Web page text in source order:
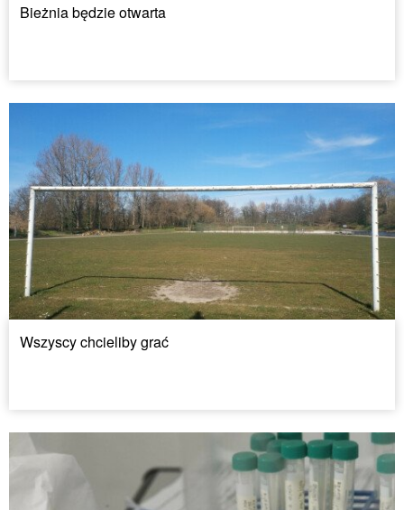
Bieżnia będzie otwarta
Wszyscy chcieliby grać